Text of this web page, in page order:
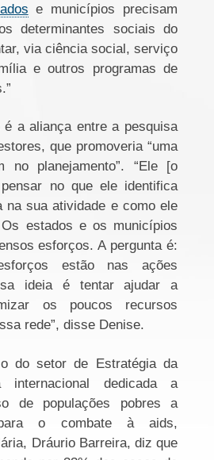
e municípios precisam
determinantes sociais do
via ciência social, serviço
e outros programas de
é a aliança entre a pesquisa
que promoveria “uma
no planejamento”. “Ele [o
no que ele identifica
na sua atividade e como ele
estados e os municípios
esforços. A pergunta é:
estão nas ações
ideia é tentar ajudar a
os poucos recursos
rede”, disse Denise.
do setor de Estratégia da
internacional dedicada a
de populações pobres a
para o combate à aids,
Dráurio Barreira, diz que